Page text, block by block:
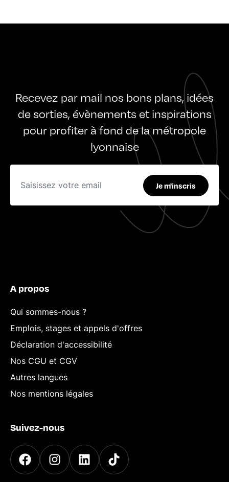
Recevez par mail nos bons plans, idées
de sorties, évènements et inspirations
pour profiter à fond de la métropole
lyonnaise
Je m'inscris
A propos
Qui sommes-nous ?
Emplois, stages et appels d'offres
Déclaration d'accessibilité
Nos CGU et CGV
Autres langues
Nos mentions légales
Suivez-nous